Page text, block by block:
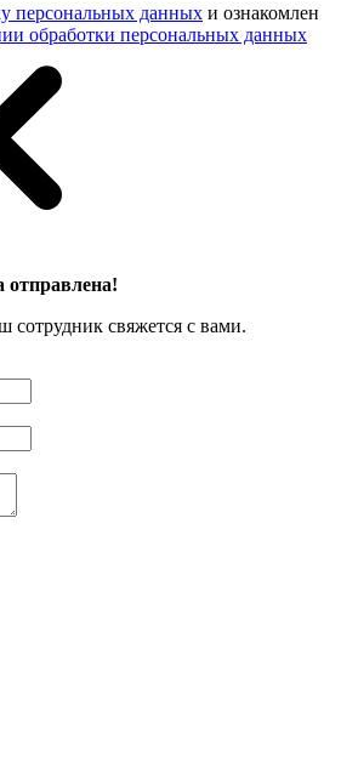
персональных данных и ознакомлен
обработки персональных данных
отправлена!
свяжется с вами.